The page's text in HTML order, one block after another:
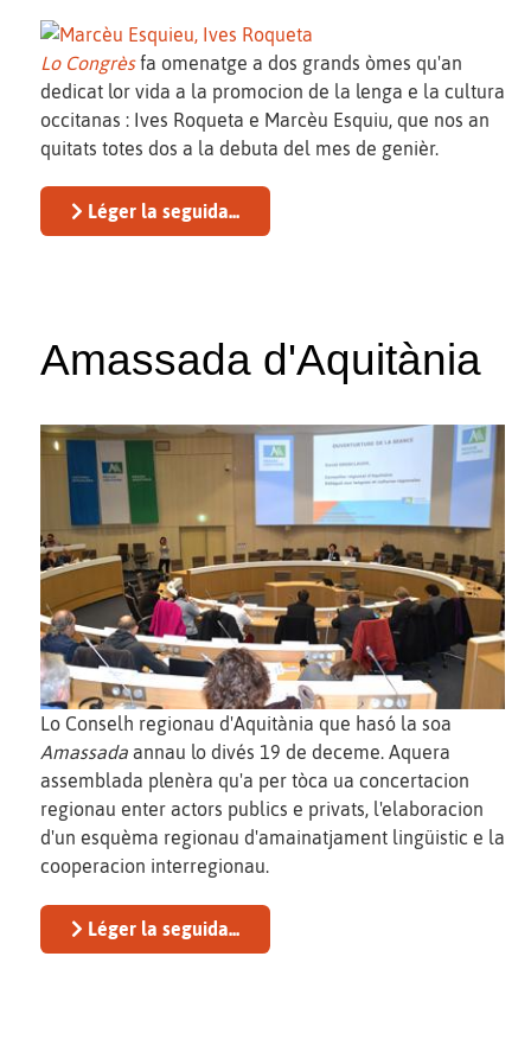
Lo Congrèsfa omenatge a dos grands òmes qu'an
dedicat lor vida a la promocion de la lenga e la cultura
occitanas : Ives Roqueta e Marcèu Esquiu, que nos an
quitats totes dos a la debuta del mes de genièr.
Léger la seguida...
Amassada d'Aquitània
Lo Conselh regionau d'Aquitània que hasó la soa
Amassada annau lo divés 19 de deceme. Aquera
assemblada plenèra qu'a per tòca ua concertacion
regionau enter actors publics e privats, l'elaboracion
d'un esquèma regionau d'amainatjament lingüistic e la
cooperacion interregionau.
Léger la seguida...